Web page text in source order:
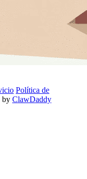
Política de
by ClawDaddy